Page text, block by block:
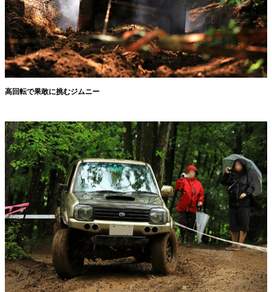
高回転で果敢に挑むジムニー